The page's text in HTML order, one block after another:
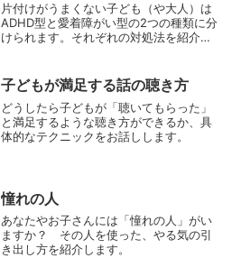
片付けがうまくない子ども（や大人）は
ADHD型と愛着障がい型の2つの種類に分
けられます。それぞれの対処法を紹介し
子どもが満足する話の聴き方
どうしたら子どもが「聴いてもらった」
と満足するような聴き方ができるか、具
体的なテクニックをお話しします。
憧れの人
あなたやお子さんには「憧れの人」がい
ますか？ その人を使った、やる気の引
き出し方を紹介します。